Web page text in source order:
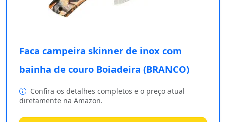
Faca campeira skinner de inox com
bainha de couro Boiadeira (BRANCO)
Confira os detalhes completos e o preço atual
diretamente na Amazon.